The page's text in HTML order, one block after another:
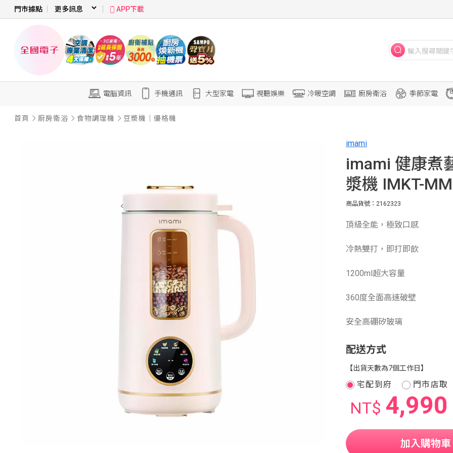
門市據點 APP下載
電腦資訊 手機通訊 大型家電 視聽娛樂 冷暖空調 廚房衛浴 季節家電
首頁 廚房衛浴 食物調理機 豆漿機｜優格機
imami
imami 健康煮
漿機 IMKT-
商品貨號：2162323
頂級全能，極致口感
冷熱雙打，即打即飲
1200ml超大容量
360度全面高速破壁
安全高硼矽玻璃
配送方式
【出貨天數為7個工作日】
宅配到府 門市店取
NT$ 4,990
加入購物車